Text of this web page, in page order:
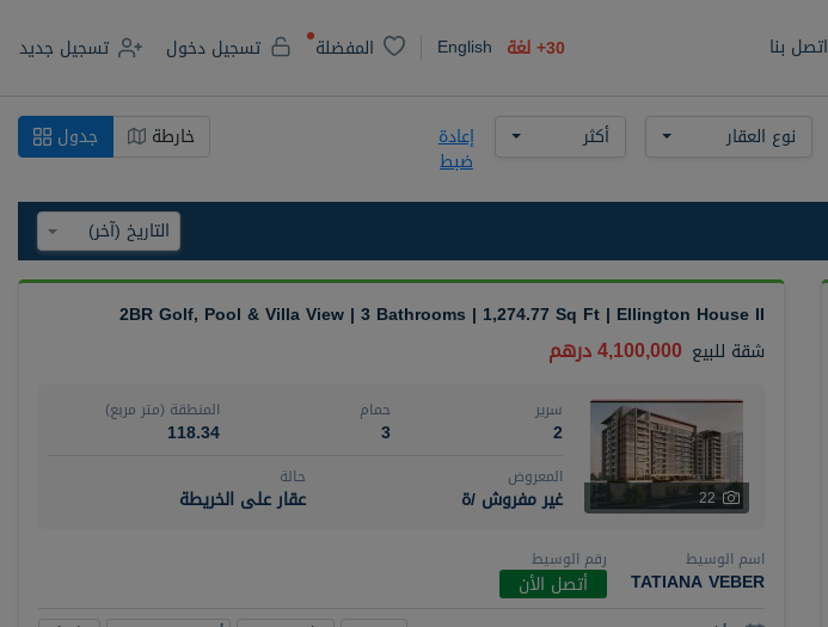
اتصل بنا 30+ لغة English المفضلة تسجيل دخول تسجيل جديد
نوع العقار أكثر إعادة
ضبط
خارطة جدول
2BR Golf, Pool & Villa View | 3 Bathrooms | 1,274.77 Sq Ft | Ellington House II
شقة للبيع 4,100,000 درهم
22
سرير
2
حمام
3
المنطقة (متر مربع)
118.34
المعروض
غير مفروش /ة
حالة
عقار على الخريطة
اسم الوسيط
TATIANA VEBER
رقم الوسيط
أتصل الأن